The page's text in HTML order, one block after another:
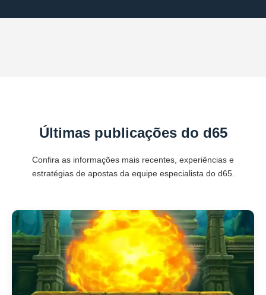
Últimas publicações do d65
Confira as informações mais recentes, experiências e
estratégias de apostas da equipe especialista do d65.